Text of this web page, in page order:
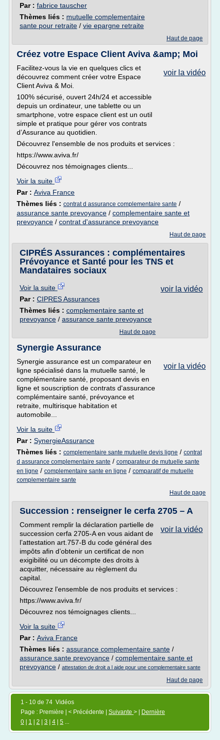
Par : fabrice tauscher
Thèmes liés : mutuelle complementaire
sante pour retraite / vie epargne retraite
Haut de page
Créez votre Espace Client Aviva &amp; Moi
voir la vidéo
Facilitez-vous la vie en quelques clics et
découvrez comment créer votre Espace
Client Aviva & Moi.
100% sécurisé, ouvert 24h/24 et accessible
depuis un ordinateur, une tablette ou un
smartphone, votre espace client est un outil
simple et pratique pour gérer vos contrats
d’Assurance au quotidien.
Découvrez l'ensemble de nos produits et services :
https://www.aviva.fr/
Découvrez nos témoignages clients...
Voir la suite
Par : Aviva France
Thèmes liés : contrat d assurance complementaire sante /
assurance sante prevoyance / complementaire sante et
prevoyance / contrat d'assurance prevoyance
Haut de page
CIPRÉS Assurances : complémentaires
Prévoyance et Santé pour les TNS et
Mandataires sociaux
voir la vidéo
Voir la suite
Par : CIPRES Assurances
Thèmes liés : complementaire sante et
prevoyance / assurance sante prevoyance
Haut de page
Synergie Assurance
voir la vidéo
Synergie assurance est un comparateur en
ligne spécialisé dans la mutuelle santé, le
complémentaire santé, proposant devis en
ligne et souscription de contrats d'assurance
complémentaire santé, prévoyance et
retraite, multirisque habitation et
automobile...
Voir la suite
Par : SynergieAssurance
Thèmes liés : complementaire sante mutuelle devis ligne / contrat
d assurance complementaire sante / comparateur de mutuelle sante
en ligne / complementaire sante en ligne / comparatif de mutuelle
complementaire sante
Haut de page
Succession : renseigner le cerfa 2705 – A
voir la vidéo
Comment remplir la déclaration partielle de
succession cerfa 2705-A en vous aidant de
l’attestation art.757-B du code général des
impôts afin d’obtenir un certificat de non
exigibilité ou un décompte des droits à
acquitter, nécessaire au règlement du
capital.
Découvrez l'ensemble de nos produits et services :
https://www.aviva.fr/
Découvrez nos témoignages clients...
Voir la suite
Par : Aviva France
Thèmes liés : assurance complementaire sante /
assurance sante prevoyance / complementaire sante et
prevoyance / attestation de droit a l aide pour une complementaire sante
Haut de page
1 - 10 de 74 Vidéos
Page : Première | < Précédente | Suivante > |
Dernière
0
1 2 3 4 5 ...